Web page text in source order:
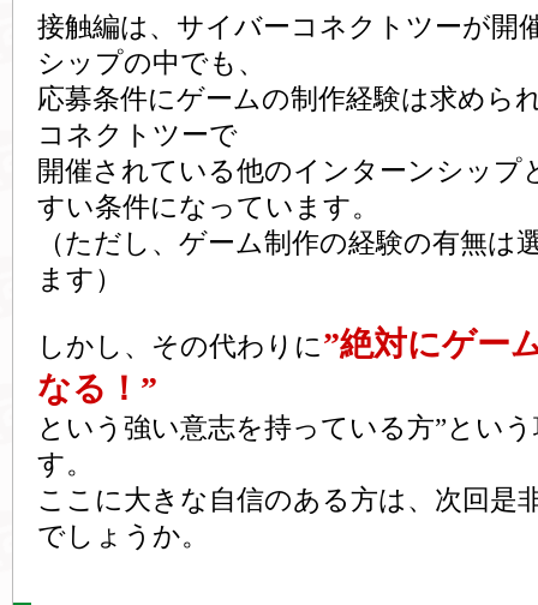
接触編は、サイバーコネクトツーが開
シップの中でも、
応募条件にゲームの制作経験は求めら
コネクトツーで
開催されている他のインターンシップ
すい条件になっています。
（ただし、ゲーム制作の経験の有無は
ます）
しかし、その代わりに”絶対にゲー
なる！”
という強い意志を持っている方”とい
す。
ここに大きな自信のある方は、次回是
でしょうか。